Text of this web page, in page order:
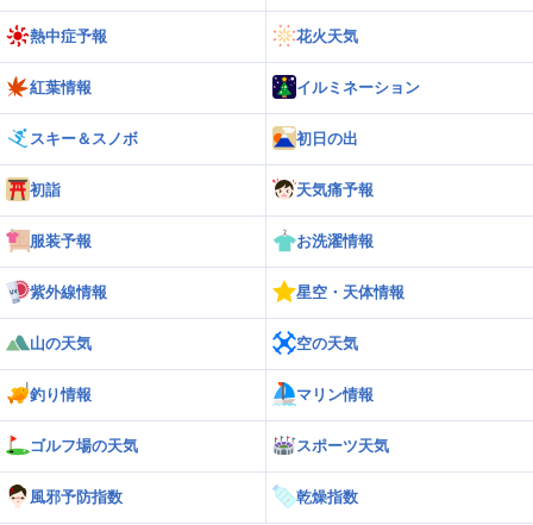
熱中症予報 花火天気
紅葉情報 イルミネーション
スキー＆スノボ 初日の出
初詣 天気痛予報
服装予報 お洗濯情報
紫外線情報 星空・天体情報
山の天気 空の天気
釣り情報 マリン情報
ゴルフ場の天気 スポーツ天気
風邪予防指数 乾燥指数